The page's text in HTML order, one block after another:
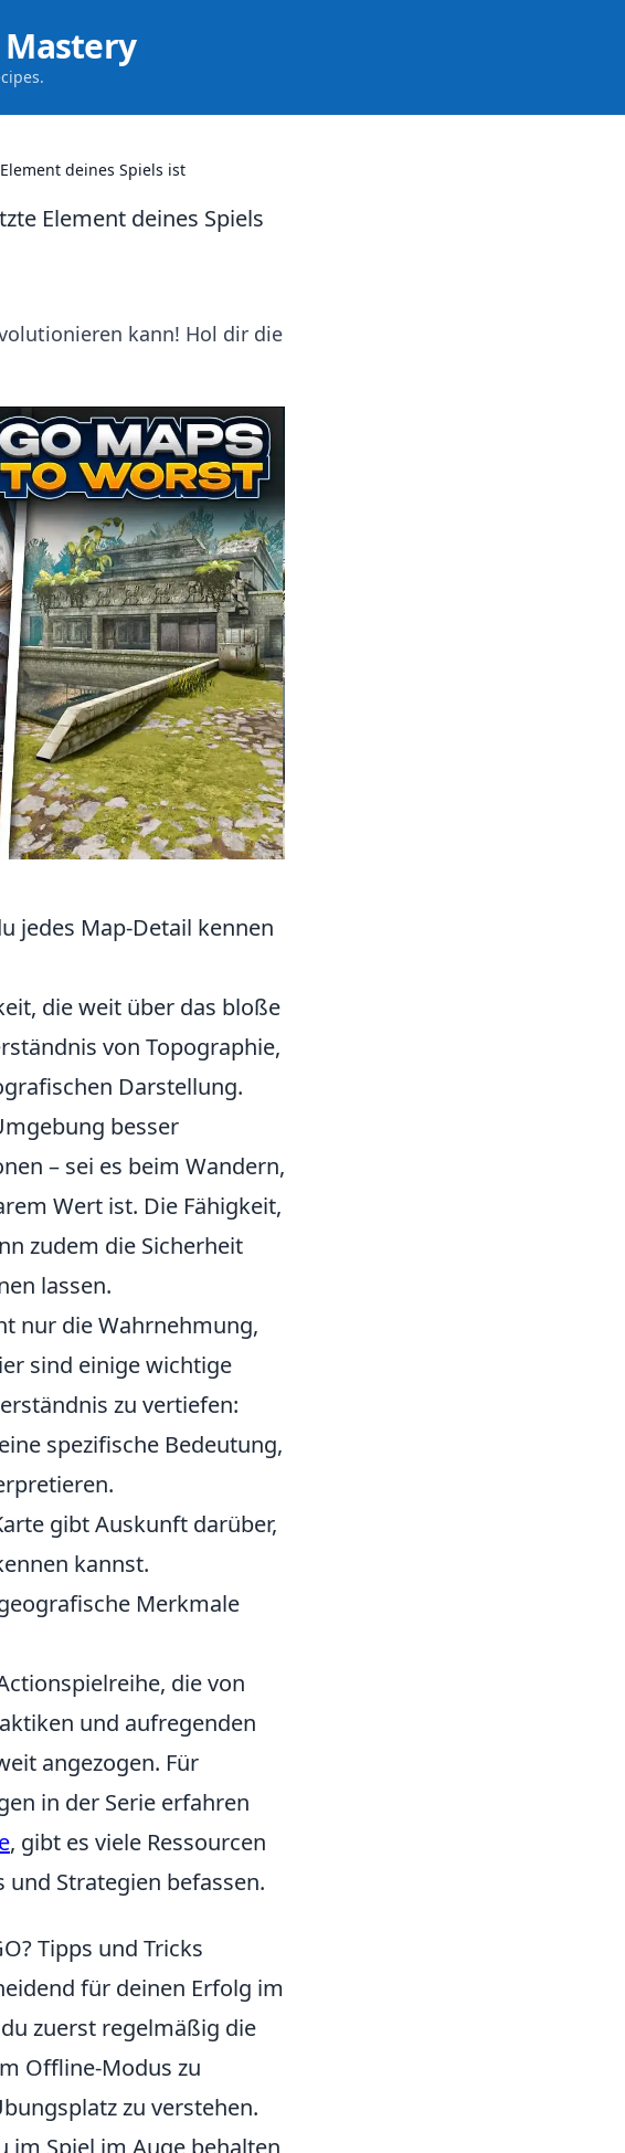
deines Spiels ist
Element deines Spiels
kann! Hol dir die
jedes Map-Detail kennen
die weit über das bloße
von Topographie,
Darstellung.
besser
– sei es beim Wandern,
Wert ist. Die Fähigkeit,
zudem die Sicherheit
lassen.
nur die Wahrnehmung,
sind einige wichtige
zu vertiefen:
spezifische Bedeutung,
gibt Auskunft darüber,
kannst.
Merkmale
die von
und aufregenden
angezogen. Für
in der Serie erfahren
, gibt es viele Ressourcen
Strategien befassen.
Tipps und Tricks
für deinen Erfolg im
zuerst regelmäßig die
Offline-Modus zu
zu verstehen.
im Spiel im Auge behalten